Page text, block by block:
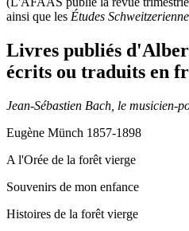
ainsi que les Études
Livres publiés
écrits ou traduits en
Jean-Sébastien Bach, le musicien-
Eugène Münch 1857-1898
A l'Orée de la forêt vierge
Souvenirs de mon enfance
Histoires de la forêt vierge